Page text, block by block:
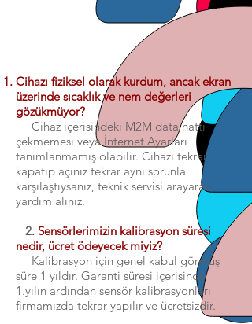
Cihazı fiziksel olarak kurdum, ancak ekran
üzerinde sıcaklık ve nem değerleri
gözükmüyor?
Cihaz içerisindeki M2M data hattı
çekmemesi veya İnternet Ayarları
tanımlanmamış olabilir. Cihazı tekrar
kapatıp açınız tekrar aynı sorunla
karşılaştıysanız, teknik servisi arayarak
yardım alınız.
2. Sensörlerimizin kalibrasyon süresi
nedir, ücret ödeyecek miyiz?
Kalibrasyon için genel kabul görmüş
süre 1 yıldır. Garanti süresi içerisinde
1.yılın ardından sensör kalibrasyonları
firmamızda tekrar yapılır ve ücretsizdir.